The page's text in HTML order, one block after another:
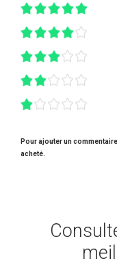
Pour ajouter un
acheté.